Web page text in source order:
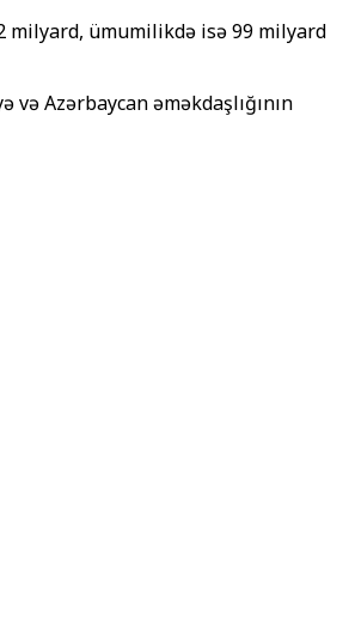
milyard, ümumilikdə isə 99 milyard
Azərbaycan əməkdaşlığının